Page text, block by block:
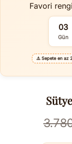
Favori
03
Gün
⚠️ Sepete en az